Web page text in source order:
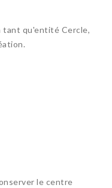
tant qu'entité Cercle,
le centre